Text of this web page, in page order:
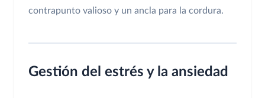
contrapunto valioso y un ancla para la cordura.
Gestión del estrés y la ansiedad